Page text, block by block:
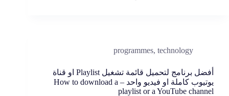
programmes, technology
أفضل برنامج لتحميل قائمة تشغيل Playlist او قناة
يوتيوب كاملة او فيديو واحد – How to download a
playlist or a YouTube channel